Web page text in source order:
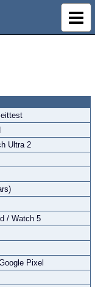
Ultra 2
/ Watch 5
Pixel